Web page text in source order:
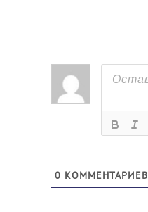
0 КОММЕНТАРИЕВ